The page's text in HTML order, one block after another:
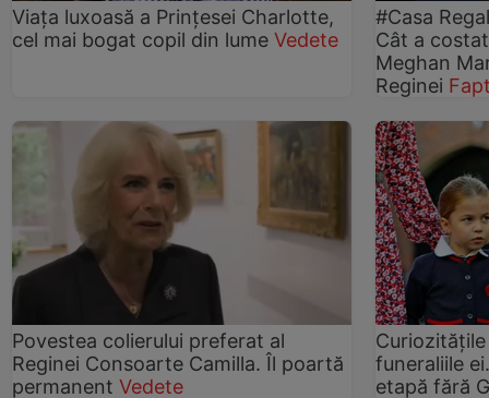
Viața luxoasă a Prințesei Charlotte,
cel mai bogat copil din lume Vedete
#Casa
Cât a
Meghan
Reginei
Povestea colierului preferat al
Reginei Consoarte Camilla. Îl poartă
permanent Vedete
funeraliile
etapă fără